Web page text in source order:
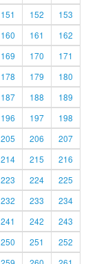
151 152
153
160 161
162
169 170
171
178 179
180
187 188
189
196 197
198
205 206
207
214 215
216
223 224
225
232 233
234
241 242
243
250 251
252